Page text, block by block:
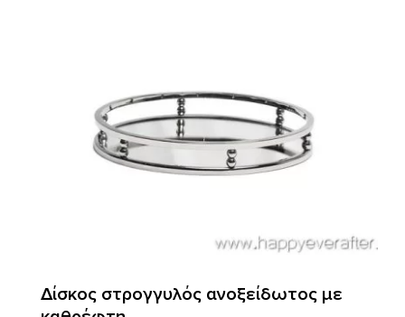
Δίσκος στρογγυλός ανοξείδωτος με